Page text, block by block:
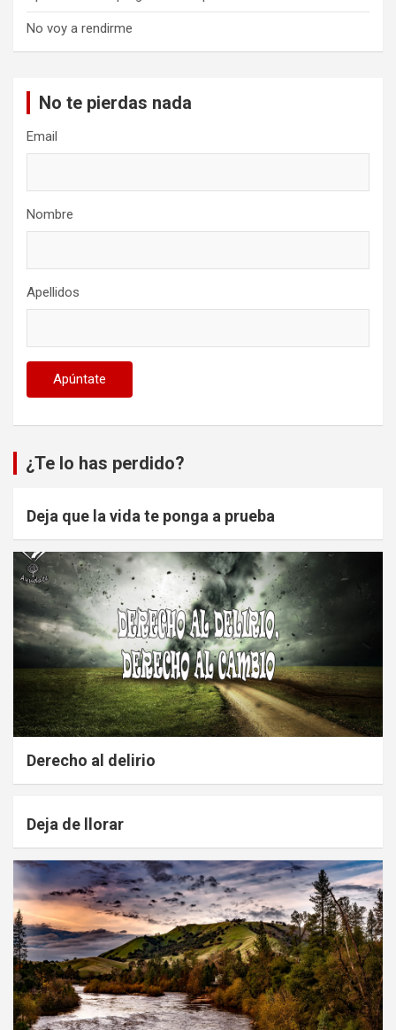
No voy a rendirme
No te pierdas nada
Email
Nombre
Apellidos
¿Te lo has perdido?
Deja que la vida te ponga a prueba
Derecho al delirio
Deja de llorar